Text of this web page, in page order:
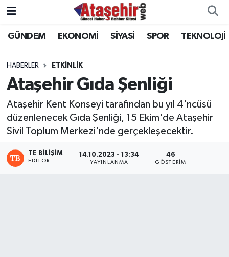
GÜNDEM EKONOMİ SİYASİ SPOR TEKNOLOJİ
HABERLER ETKİNLİK
Ataşehir Gıda Şenliği
Ataşehir Kent Konseyi tarafından bu yıl 4'ncüsü
düzenlenecek Gıda Şenliği, 15 Ekim'de Ataşehir
Sivil Toplum Merkezi'nde gerçekleşecektir.
TE BILIŞIM
EDITÖR
14.10.2023 - 13:34
YAYINLANMA
46
GÖSTERIM
Hava Durumu
Trafik Durumu
Süper Lig Puan Durumu ve Fikstür
Tüm Manşetler